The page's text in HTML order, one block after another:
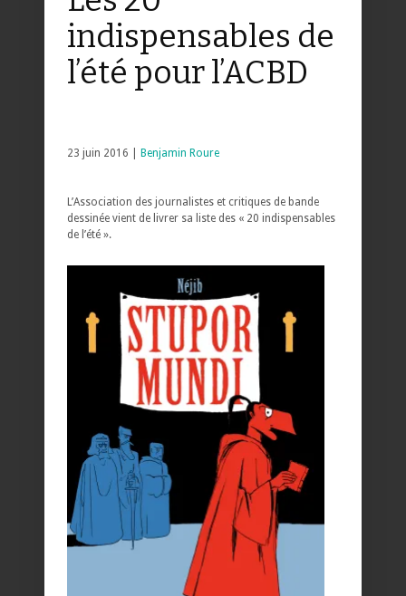
indispensables de
l’été pour l’ACBD
23 juin 2016 | Benjamin Roure
L’Association des journalistes et critiques de bande
dessinée vient de livrer sa liste des « 20 indispensables
de l’été ».